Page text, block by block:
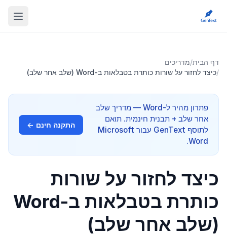
דף הבית/מדריכים
/כיצד לחזור על שורות כותרת בטבלאות ב-Word (שלב אחר שלב)
פתרון מהיר ל-Word — מדריך שלב
אחר שלב + תבנית חינמית. תואם
לתוסף GenText עבור Microsoft
Word.
התקנה חינם ←
כיצד לחזור על שורות
כותרת בטבלאות ב-Word
(שלב אחר שלב)